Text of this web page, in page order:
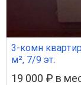
3-комн
м², 7/9 эт.
19 000 ₽ в